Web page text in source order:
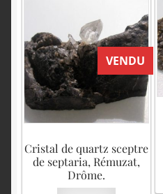
VENDU
Cristal de quartz sceptre
de septaria, Rémuzat,
Drôme.